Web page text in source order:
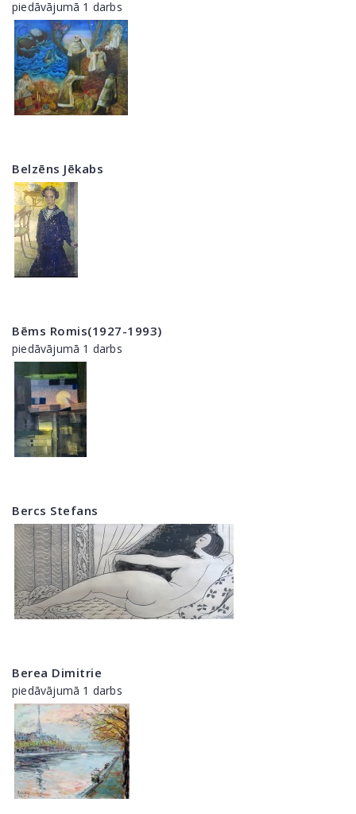
piedāvājumā 1 darbs
Belzēns Jēkabs
Bēms Romis(1927-1993)
piedāvājumā 1 darbs
Bercs Stefans
Berea Dimitrie
piedāvājumā 1 darbs